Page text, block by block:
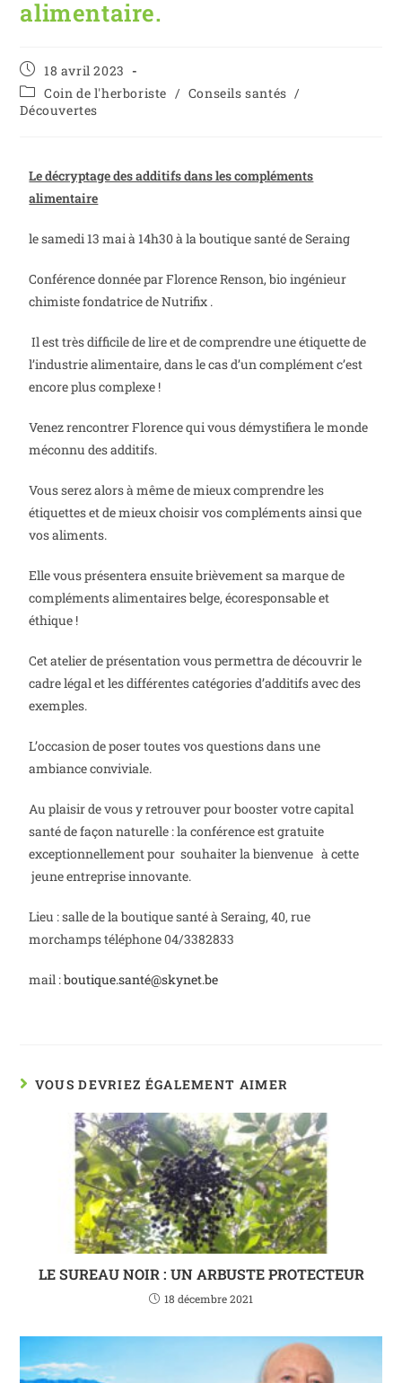
alimentaire.
18 avril 2023
Coin de l'herboriste / Conseils santés /
Découvertes
Le décryptage des additifs dans les compléments
alimentaire
le samedi 13 mai à 14h30 à la boutique santé de Seraing
Conférence donnée par Florence Renson, bio ingénieur
chimiste fondatrice de Nutrifix .
Il est très difficile de lire et de comprendre une étiquette de
l’industrie alimentaire, dans le cas d’un complément c’est
encore plus complexe !
Venez rencontrer Florence qui vous démystifiera le monde
méconnu des additifs.
Vous serez alors à même de mieux comprendre les
étiquettes et de mieux choisir vos compléments ainsi que
vos aliments.
Elle vous présentera ensuite brièvement sa marque de
compléments alimentaires belge, écoresponsable et
éthique !
Cet atelier de présentation vous permettra de découvrir le
cadre légal et les différentes catégories d’additifs avec des
exemples.
L’occasion de poser toutes vos questions dans une
ambiance conviviale.
Au plaisir de vous y retrouver pour booster votre capital
santé de façon naturelle : la conférence est gratuite
exceptionnellement pour souhaiter la bienvenue à cette
jeune entreprise innovante.
Lieu : salle de la boutique santé à Seraing, 40, rue
morchamps téléphone 04/3382833
mail :boutique.santé@skynet.be
VOUS DEVRIEZ ÉGALEMENT AIMER
LE SUREAU NOIR : UN ARBUSTE PROTECTEUR
18 décembre 2021